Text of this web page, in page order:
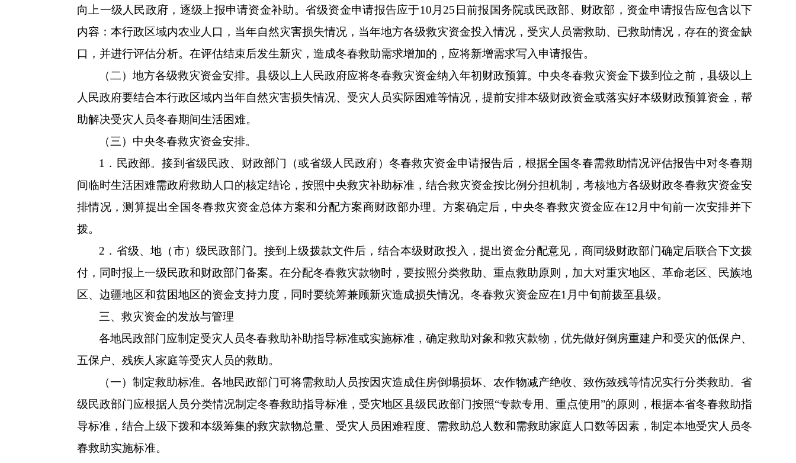
向上一级人民政府，逐级上报申请资金补助。省级资金申请报告应于10月25日前报国务院或民政部、财政部，资金申请报告应包含以下
内容：本行政区域内农业人口，当年自然灾害损失情况，当年地方各级救灾资金投入情况，受灾人员需救助、已救助情况，存在的资金缺
口，并进行评估分析。在评估结束后发生新灾，造成冬春救助需求增加的，应将新增需求写入申请报告。
（二）地方各级救灾资金安排。县级以上人民政府应将冬春救灾资金纳入年初财政预算。中央冬春救灾资金下拨到位之前，县级以上
人民政府要结合本行政区域内当年自然灾害损失情况、受灾人员实际困难等情况，提前安排本级财政资金或落实好本级财政预算资金，帮
助解决受灾人员冬春期间生活困难。
（三）中央冬春救灾资金安排。
1．民政部。接到省级民政、财政部门（或省级人民政府）冬春救灾资金申请报告后，根据全国冬春需救助情况评估报告中对冬春期
间临时生活困难需政府救助人口的核定结论，按照中央救灾补助标准，结合救灾资金按比例分担机制，考核地方各级财政冬春救灾资金安
排情况，测算提出全国冬春救灾资金总体方案和分配方案商财政部办理。方案确定后，中央冬春救灾资金应在12月中旬前一次安排并下
拨。
2．省级、地（市）级民政部门。接到上级拨款文件后，结合本级财政投入，提出资金分配意见，商同级财政部门确定后联合下文拨
付，同时报上一级民政和财政部门备案。在分配冬春救灾款物时，要按照分类救助、重点救助原则，加大对重灾地区、革命老区、民族地
区、边疆地区和贫困地区的资金支持力度，同时要统筹兼顾新灾造成损失情况。冬春救灾资金应在1月中旬前拨至县级。
三、救灾资金的发放与管理
各地民政部门应制定受灾人员冬春救助补助指导标准或实施标准，确定救助对象和救灾款物，优先做好倒房重建户和受灾的低保户、
五保户、残疾人家庭等受灾人员的救助。
（一）制定救助标准。各地民政部门可将需救助人员按因灾造成住房倒塌损坏、农作物减产绝收、致伤致残等情况实行分类救助。省
级民政部门应根据人员分类情况制定冬春救助指导标准，受灾地区县级民政部门按照“专款专用、重点使用”的原则，根据本省冬春救助指
导标准，结合上级下拨和本级筹集的救灾款物总量、受灾人员困难程度、需救助总人数和需救助家庭人口数等因素，制定本地受灾人员冬
春救助实施标准。